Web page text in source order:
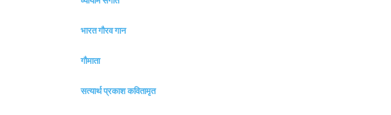
भारत गौरव गान
गौमाता
सत्यार्थ प्रकाश कवितामृत